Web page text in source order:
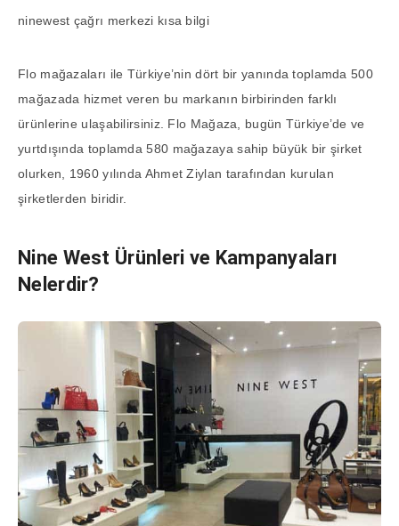
ninewest çağrı merkezi kısa bilgi
Flo mağazaları ile Türkiye’nin dört bir yanında toplamda 500
mağazada hizmet veren bu markanın birbirinden farklı
ürünlerine ulaşabilirsiniz. Flo Mağaza, bugün Türkiye’de ve
yurtdışında toplamda 580 mağazaya sahip büyük bir şirket
olurken, 1960 yılında Ahmet Ziylan tarafından kurulan
şirketlerden biridir.
Nine West Ürünleri ve Kampanyaları
Nelerdir?